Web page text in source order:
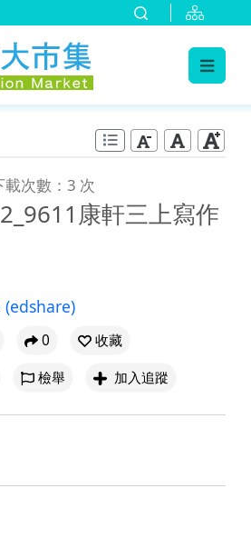
載次數：3 次
康軒三上寫作
(edshare)
0
收藏
檢舉 加入追蹤